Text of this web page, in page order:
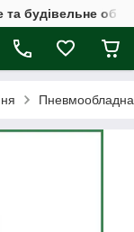
та будівельне